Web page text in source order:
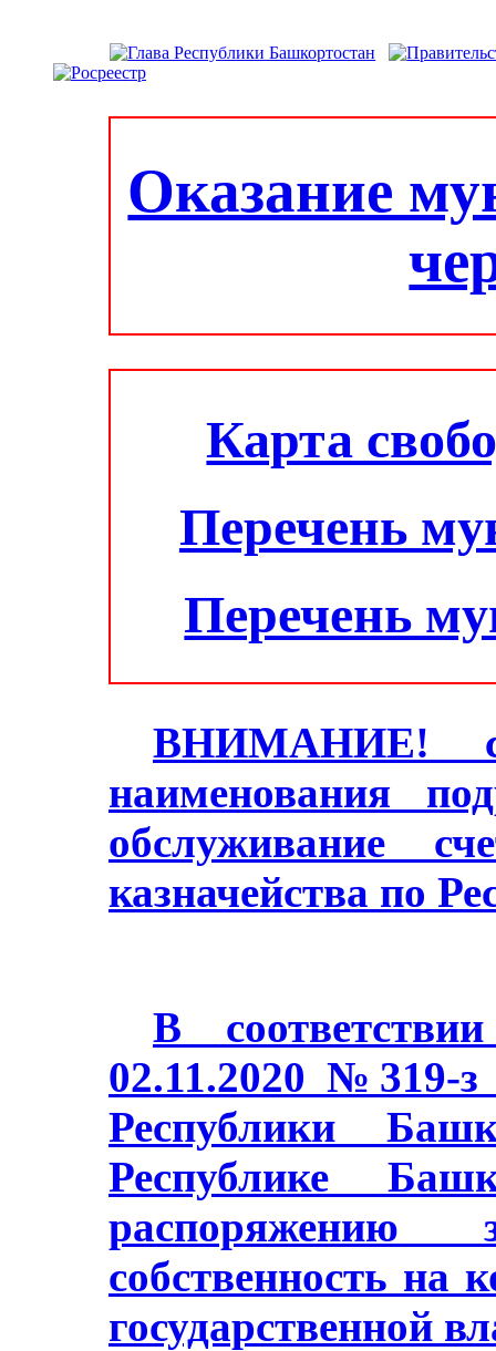
Оказание
Карта
Перечень
Перечень
ВНИМАНИЕ! с
наименования
обслуживание
казначейства по
В
02.11.2020 №319-
Республики
Республике
распоряжению
собственность на
государственной